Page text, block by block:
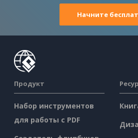
Начните
Продукт
Набор инструментов
для работы с PDF